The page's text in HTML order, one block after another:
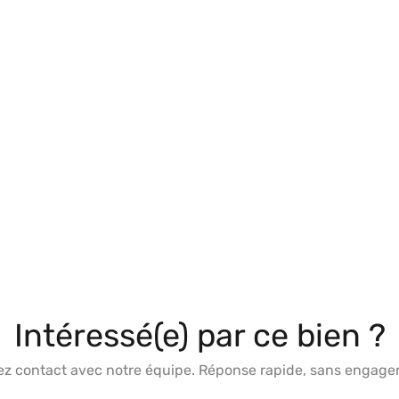
Intéressé(e) par ce bien ?
contact avec notre équipe. Réponse rapide, sans